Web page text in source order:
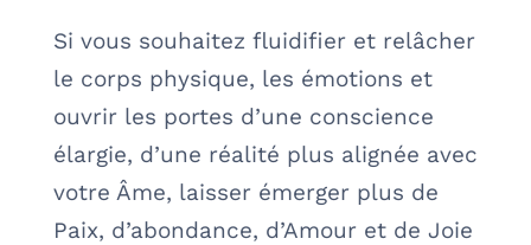
Si vous souhaitez fluidifier et relâcher
le corps physique, les émotions et
ouvrir les portes d’une conscience
élargie, d’une réalité plus alignée avec
votre Âme, laisser émerger plus de
Paix, d’abondance, d’Amour et de Joie